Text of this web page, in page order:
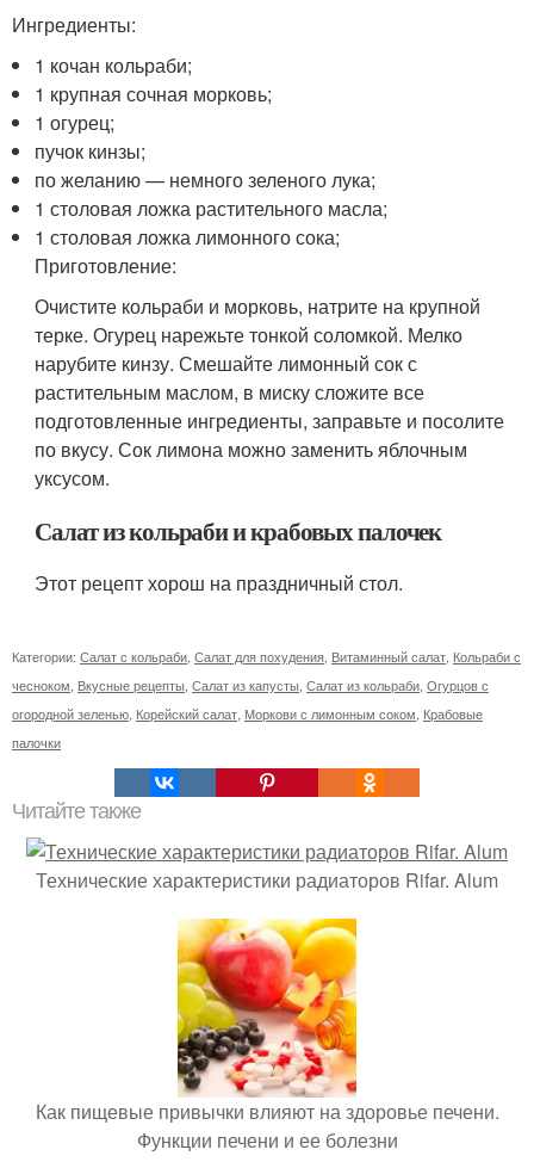
Ингредиенты:
1 кочан кольраби;
1 крупная сочная морковь;
1 огурец;
пучок кинзы;
по желанию — немного зеленого лука;
1 столовая ложка растительного масла;
1 столовая ложка лимонного сока;
Приготовление:
Очистите кольраби и морковь, натрите на крупной
терке. Огурец нарежьте тонкой соломкой. Мелко
нарубите кинзу. Смешайте лимонный сок с
растительным маслом, в миску сложите все
подготовленные ингредиенты, заправьте и посолите
по вкусу. Сок лимона можно заменить яблочным
уксусом.
Салат из кольраби и крабовых палочек
Этот рецепт хорош на праздничный стол.
Категории: Салат с кольраби Салат для похудения Витаминный салат Кольраби с
чесноком Вкусные рецепты Салат из капусты Салат из кольраби Огурцов с
огородной зеленью Корейский салат Моркови с лимонным соком Крабовые
палочки
Читайте также
Технические характеристики радиаторов Rifar. Alum
Как пищевые привычки влияют на здоровье печени.
Функции печени и ее болезни